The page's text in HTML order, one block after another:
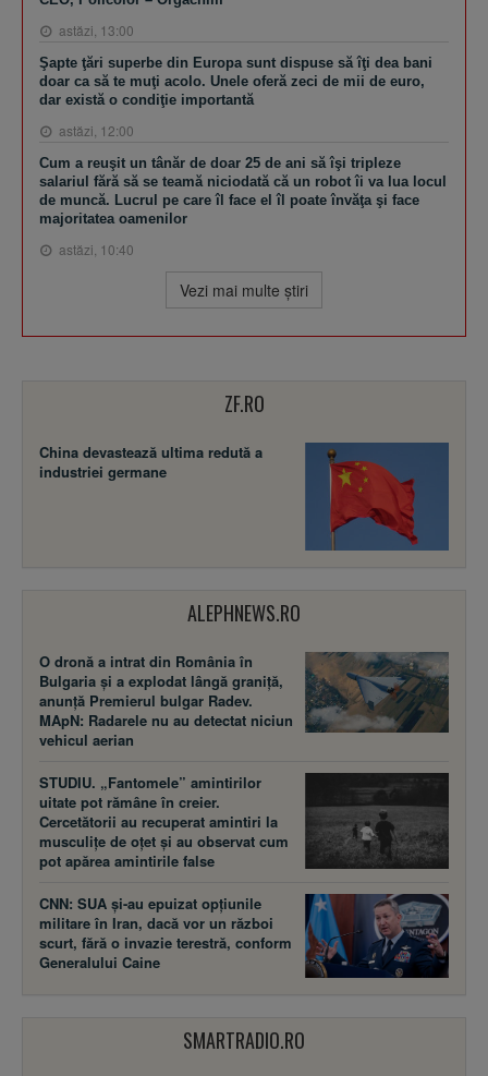
astăzi, 13:00
Şapte ţări superbe din Europa sunt dispuse să îţi dea bani
doar ca să te muţi acolo. Unele oferă zeci de mii de euro,
dar există o condiţie importantă
astăzi, 12:00
Cum a reuşit un tânăr de doar 25 de ani să îşi tripleze
salariul fără să se teamă niciodată că un robot îi va lua locul
de muncă. Lucrul pe care îl face el îl poate învăţa şi face
majoritatea oamenilor
astăzi, 10:40
Vezi mai multe ştiri
ZF.RO
China devastează ultima redută a
industriei germane
ALEPHNEWS.RO
O dronă a intrat din România în
Bulgaria și a explodat lângă graniță,
anunță Premierul bulgar Radev.
MApN: Radarele nu au detectat niciun
vehicul aerian
STUDIU. „Fantomele” amintirilor
uitate pot rămâne în creier.
Cercetătorii au recuperat amintiri la
musculițe de oțet și au observat cum
pot apărea amintirile false
CNN: SUA şi-au epuizat opțiunile
militare în Iran, dacă vor un război
scurt, fără o invazie terestră, conform
Generalului Caine
SMARTRADIO.RO